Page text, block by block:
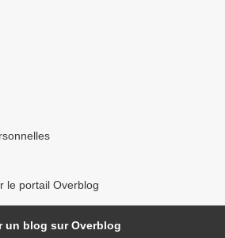
le portail Overblog
un blog sur Overblog